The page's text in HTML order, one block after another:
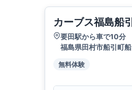
カーブス福島船
要田駅から車で10分
福島県田村市船引町
無料体験